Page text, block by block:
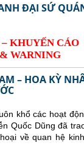
ĐẠI SỨ
KHUYẾN CÁO
WARNING
– HOA KỲ
khổ các hoạt
Quốc Dũng đã
về quan hệ